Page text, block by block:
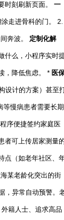
时刻刷新页面。一
走进骨科的门。 2.
奔波。 定制化解
什么，小程序实时
，降低焦虑。 * 医
设计的方案）甚至
等慢病患者需要长期
序便捷签约家庭医
者可上传居家测量
点（如老年社区、
海某老龄化突出的街
，异常自动预警。
籍人士、追求高品